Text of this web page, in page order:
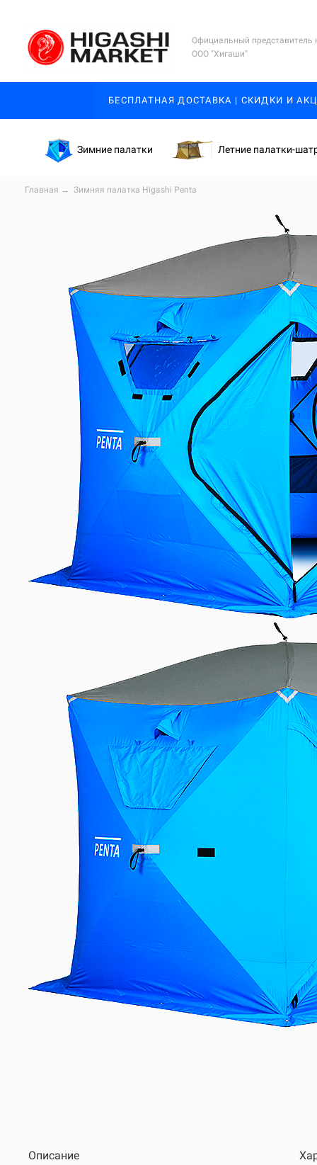
Официальный представитель
ООО "Хигаши"
БЕСПЛАТНАЯ ДОСТАВКА | СКИДКИ И
Зимние палатки Летние палатки-
Главная → Зимняя палатка Higashi Penta
Описание